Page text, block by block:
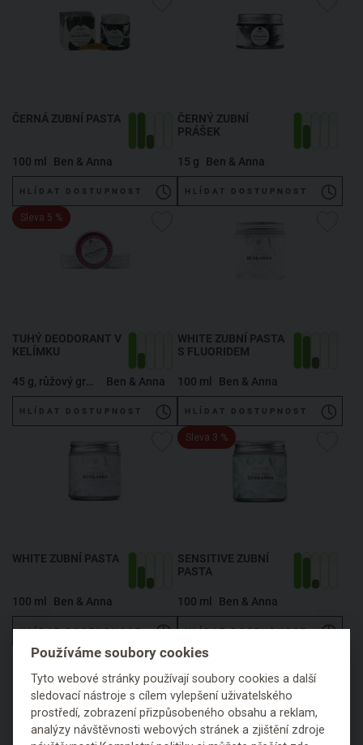
ČERNÁ ZUBNÍ PASTA
100 ml Ben & Anna
HLÍDAT DOSTUPNOST
ČERNÝ ZUBNÍ
PRÁŠEK
15 g Ben & Anna
HLÍDAT DOSTUPNOST
Sleva 5 %
TUHÝ DEODORANT V
KELÍMKU
Ben & Anna
HLÍDAT DOSTUPNOST
WHITE ZUBNÍ PASTA
S FLUORIDEM
100 ml Ben & Anna
HLÍDAT DOSTUPNOST
WHITE ZUBNÍ PASTA
100 ml Ben & Anna
HLÍDAT DOSTUPNOST
Sleva 3 %
SENSITIVE ZUBNÍ
PASTA
100 ml Ben & Anna
HLÍDAT DOSTUPNOST
Používáme soubory cookies
Tyto webové stránky používají soubory cookies a další
sledovací nástroje s cílem vylepšení uživatelského
prostředí, zobrazení přizpůsobeného obsahu a reklam,
analýzy návštěvnosti webových stránek a zjištění zdroje